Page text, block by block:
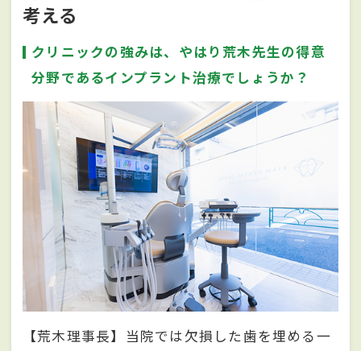
考える
クリニックの強みは、やはり荒木先生の得意
分野であるインプラント治療でしょうか？
【荒木理事長】当院では欠損した歯を埋める一